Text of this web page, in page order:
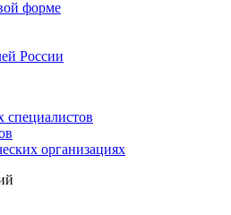
форме
России
специалистов
организациях